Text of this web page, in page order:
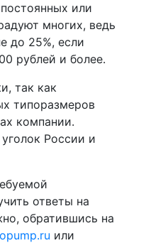
или
многих, ведь
до 25%, если
рублей и более.
так как
типоразмеров
компании.
России и
ответы на
обратившись на
или